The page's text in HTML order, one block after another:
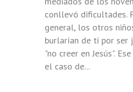
conllevó dificultades.
general, los otros
burlarían de ti por ser
"no creer en Jesús".
el caso de...